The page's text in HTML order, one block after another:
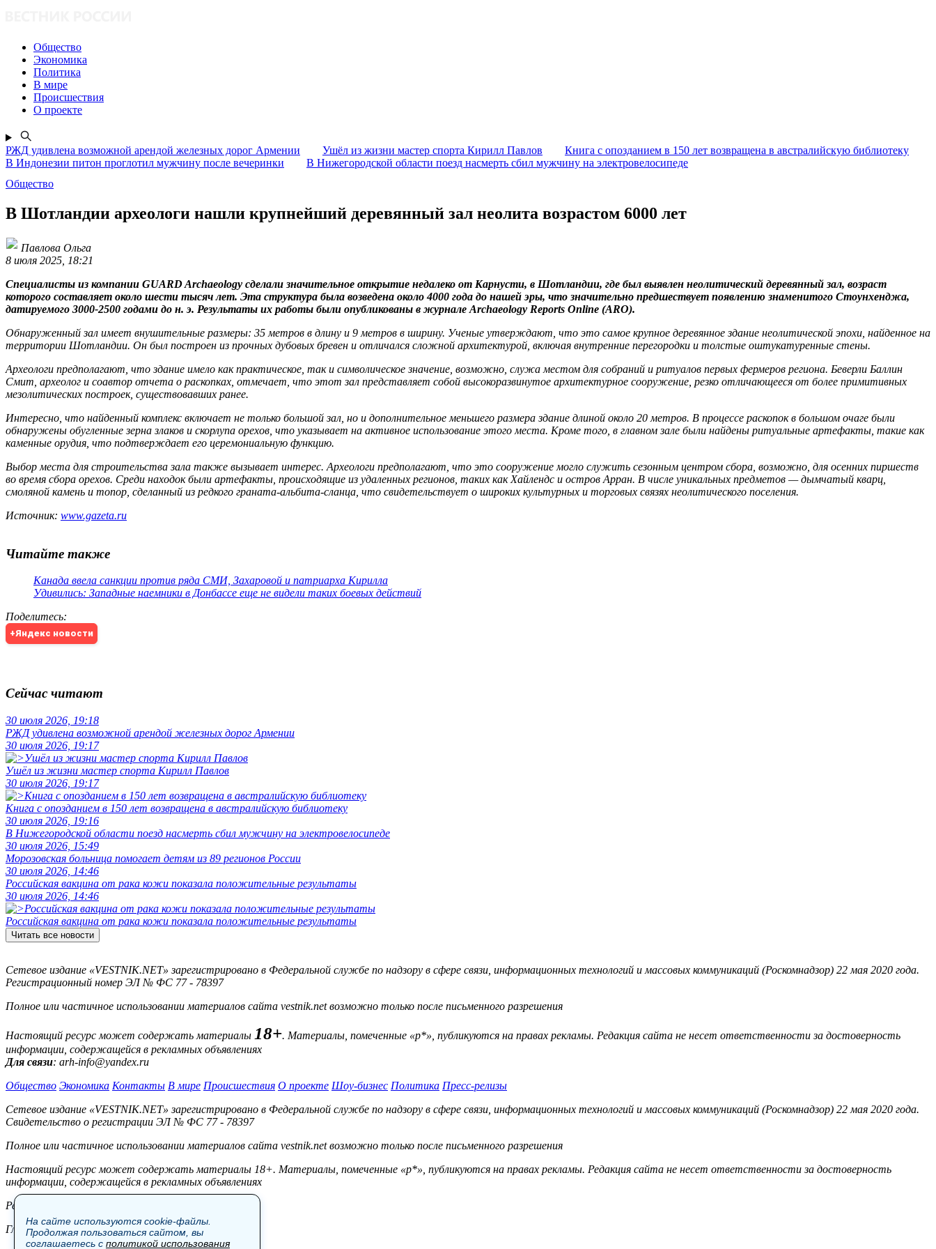
Общество
Экономика
Политика
В мире
Происшествия
О проекте
РЖД удивлена возможной арендой железных дорог Армении Ушёл из жизни мастер спорта Кирилл Павлов
Книга с опозданием в 150 лет возвращена в австралийскую библиотеку
В Индонезии питон проглотил мужчину после вечеринки
В Нижегородской области поезд насмерть сбил мужчину на электровелосипеде
Общество
В Шотландии археологи нашли крупнейший деревянный зал неолита возрастом 6000 лет
Павлова Ольга
8 июля 2025, 18:21
Специалисты из компании GUARD Archaeology сделали значительное открытие недалеко от Карнусти, в Шотландии, где был выявлен неолитический деревянный зал, возраст
которого составляет около шести тысяч лет. Эта структура была возведена около 4000 года до нашей эры, что значительно предшествует появлению знаменитого Стоунхенджа,
датируемого 3000-2500 годами до н. э. Результаты их работы были опубликованы в журнале Archaeology Reports Online (ARO).
Обнаруженный зал имеет внушительные размеры: 35 метров в длину и 9 метров в ширину. Ученые утверждают, что это самое крупное деревянное здание неолитической эпохи, найденное на
территории Шотландии. Он был построен из прочных дубовых бревен и отличался сложной архитектурой, включая внутренние перегородки и толстые оштукатуренные стены.
Археологи предполагают, что здание имело как практическое, так и символическое значение, возможно, служа местом для собраний и ритуалов первых фермеров региона. Беверли Баллин
Смит, археолог и соавтор отчета о раскопках, отмечает, что этот зал представляет собой высокоразвинутое архитектурное сооружение, резко отличающееся от более примитивных
мезолитических построек, существовавших ранее.
Интересно, что найденный комплекс включает не только большой зал, но и дополнительное меньшего размера здание длиной около 20 метров. В процессе раскопок в большом очаге были
обнаружены обугленные зерна злаков и скорлупа орехов, что указывает на активное использование этого места. Кроме того, в главном зале были найдены ритуальные артефакты, такие как
каменные орудия, что подтверждает его церемониальную функцию.
Выбор места для строительства зала также вызывает интерес. Археологи предполагают, что это сооружение могло служить сезонным центром сбора, возможно, для осенних пиршеств
во время сбора орехов. Среди находок были артефакты, происходящие из удаленных регионов, таких как Хайлендс и остров Арран. В числе уникальных предметов — дымчатый кварц,
смоляной камень и топор, сделанный из редкого граната-альбита-сланца, что свидетельствует о широких культурных и торговых связях неолитического поселения.
Источник: www.gazeta.ru
Читайте также
Канада ввела санкции против ряда СМИ, Захаровой и патриарха Кирилла
Удивились: Западные наемники в Донбассе еще не видели таких боевых действий
Поделитесь:
+Яндекс новости
Сейчас читают
30 июля 2026, 19:18
РЖД удивлена возможной арендой железных дорог Армении
30 июля 2026, 19:17
Ушёл из жизни мастер спорта Кирилл Павлов
30 июля 2026, 19:17
Книга с опозданием в 150 лет возвращена в австралийскую библиотеку
30 июля 2026, 19:16
В Нижегородской области поезд насмерть сбил мужчину на электровелосипеде
30 июля 2026, 15:49
Морозовская больница помогает детям из 89 регионов России
30 июля 2026, 14:46
Российская вакцина от рака кожи показала положительные результаты
30 июля 2026, 14:46
Российская вакцина от рака кожи показала положительные результаты
Читать все новости
Сетевое издание «VESTNIK.NET» зарегистрировано в Федеральной службе по надзору в сфере связи, информационных технологий и массовых коммуникаций (Роскомнадзор) 22 мая 2020 года.
Регистрационный номер ЭЛ № ФС 77 - 78397
Полное или частичное использовании материалов сайта vestnik.net возможно только после письменного разрешения
Настоящий ресурс может содержать материалы 18+. Материалы, помеченные «р*», публикуются на правах рекламы. Редакция сайта не несет ответственности за достоверность
информации, содержащейся в рекламных объявлениях
Для связи: arh-info@yandex.ru
Общество Экономика Контакты В мире Происшествия О проекте Шоу-бизнес Политика Пресс-релизы
Сетевое издание «VESTNIK.NET» зарегистрировано в Федеральной службе по надзору в сфере связи, информационных технологий и массовых коммуникаций (Роскомнадзор) 22 мая 2020 года.
Свидетельство о регистрации ЭЛ № ФС 77 - 78397
Полное или частичное использовании материалов сайта vestnik.net возможно только после письменного разрешения
Настоящий ресурс может содержать материалы 18+. Материалы, помеченные «р*», публикуются на правах рекламы. Редакция сайта не несет ответственности за достоверность
информации, содержащейся в рекламных объявлениях
Редакция:
Главный редактор: Боровов М.С.
На сайте используются cookie-файлы.
Продолжая пользоваться сайтом, вы
соглашаетесь с политикой использования